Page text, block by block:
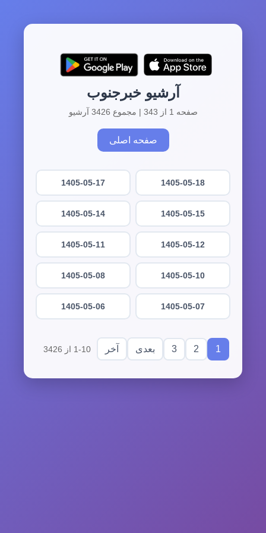
آرشیو خبرجنوب
صفحه 1 از 343 | مجموع 3426 آرشیو
صفحه اصلی
1405-05-18
1405-05-17
1405-05-15
1405-05-14
1405-05-12
1405-05-11
1405-05-10
1405-05-08
1405-05-07
1405-05-06
1
2
3 بعدی آخر 1-10 از 3426